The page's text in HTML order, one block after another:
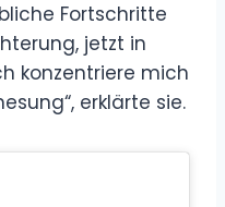
Fortschritte
jetzt in
konzentriere mich
erklärte sie.